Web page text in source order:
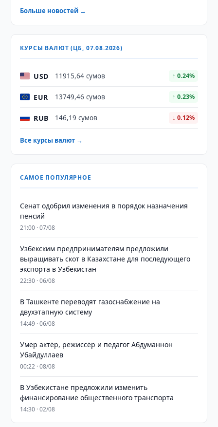
Больше новостей →
КУРСЫ ВАЛЮТ (ЦБ, 07.08.2026)
USD 11915,64 сумов ↑ 0.24%
EUR 13749,46 сумов ↑ 0.23%
RUB 146,19 сумов ↓ 0.12%
Все курсы валют →
САМОЕ ПОПУЛЯРНОЕ
Сенат одобрил изменения в порядок назначения
пенсий
21:00 · 07/08
Узбекским предпринимателям предложили
выращивать скот в Казахстане для последующего
экспорта в Узбекистан
22:30 · 06/08
В Ташкенте переводят газоснабжение на
двухэтапную систему
14:49 · 06/08
Умер актёр, режиссёр и педагог Абдуманнон
Убайдуллаев
00:22 · 08/08
В Узбекистане предложили изменить
финансирование общественного транспорта
14:30 · 02/08